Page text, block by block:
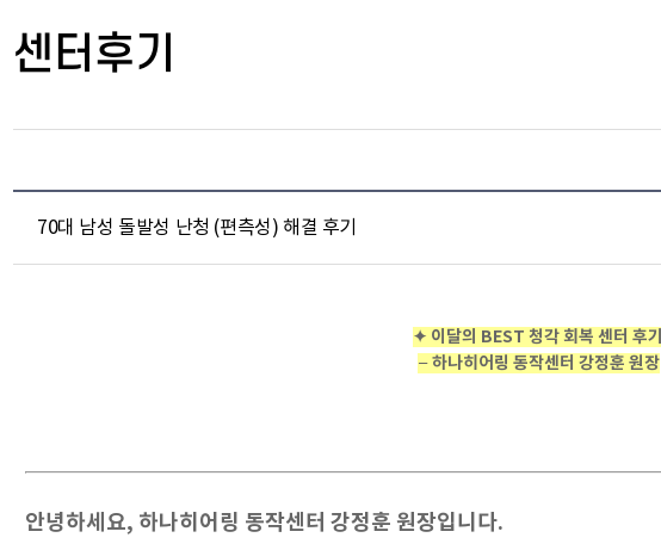
센터후기
70대 남성 돌발성 난청 (편측성) 해결 후기
✦ 이달의 BEST 청각 회복 센터 후기
– 하나히어링 동작센터 강정훈 원장
안녕하세요, 하나히어링 동작센터 강정훈 원장입니다.